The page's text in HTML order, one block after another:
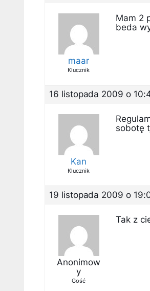
maar
Klucznik
Mam 2
beda
16 listopada 2009 o
Kan
Klucznik
sobotę
19 listopada 2009 o
Anonimow
y
Gość
Tak z